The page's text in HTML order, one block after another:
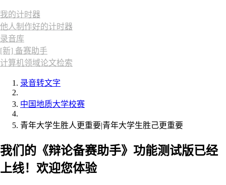
我的计时器
他人制作好的计时器
录音库
[新] 备赛助手
计算机领域论文检索
录音转文字
中国地质大学校赛
青年大学生胜人更重要|青年大学生胜己更重要
我们的《辩论备赛助手》功能测试版已经
上线！欢迎您体验